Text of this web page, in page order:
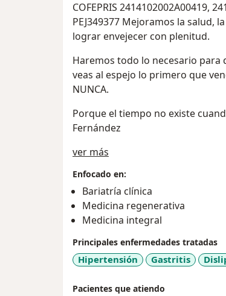
COFEPRIS 2414102002A00419,
PEJ349377 Mejoramos la salud,
lograr envejecer con plenitud.
Haremos todo lo necesario para
veas al espejo lo primero que
NUNCA.
Porque el tiempo no existe
Fernández
ver más
Enfocado en:
Bariatría clínica
Medicina regenerativa
Medicina integral
Principales enfermedades tratadas
Hipertensión Gastritis
Pacientes que atiendo